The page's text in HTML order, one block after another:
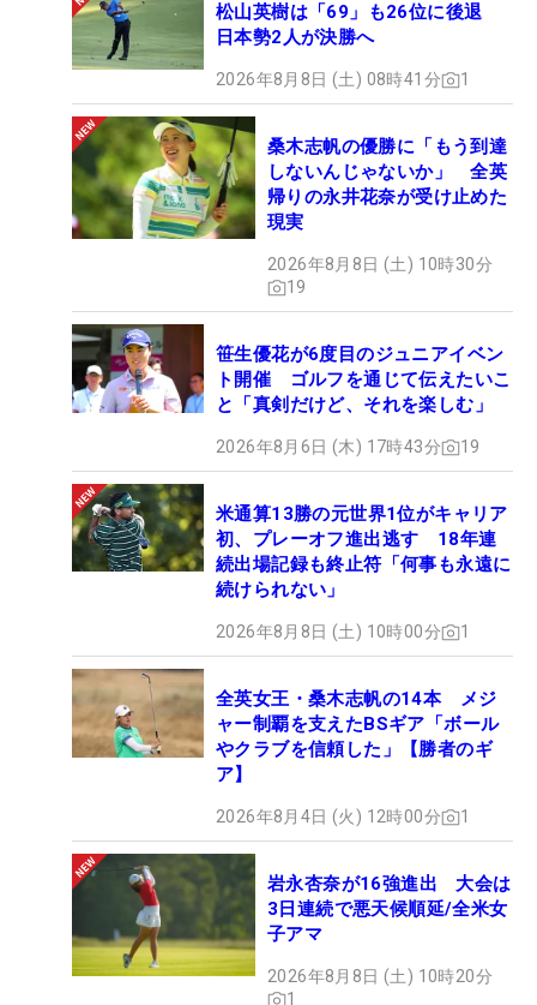
松山英樹は「69」も26位に後退
日本勢2人が決勝へ
2026年8月8日 (土) 08時41分 1
桑木志帆の優勝に「もう到達
しないんじゃないか」 全英
帰りの永井花奈が受け止めた
現実
2026年8月8日 (土) 10時30分
19
笹生優花が6度目のジュニアイベン
ト開催 ゴルフを通じて伝えたいこ
と「真剣だけど、それを楽しむ」
2026年8月6日 (木) 17時43分 19
米通算13勝の元世界1位がキャリア
初、プレーオフ進出逃す 18年連
続出場記録も終止符「何事も永遠に
続けられない」
2026年8月8日 (土) 10時00分 1
全英女王・桑木志帆の14本 メジ
ャー制覇を支えたBSギア「ボール
やクラブを信頼した」【勝者のギ
ア】
2026年8月4日 (火) 12時00分 1
岩永杏奈が16強進出 大会は
3日連続で悪天候順延/全米女
子アマ
2026年8月8日 (土) 10時20分
1